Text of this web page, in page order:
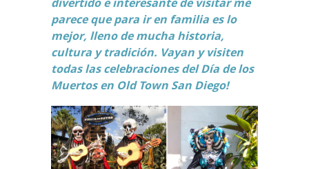
parece que para ir en familia es lo
mejor, lleno de mucha historia,
cultura y tradición. Vayan y visiten
todas las celebraciones delDía de los
Muertos en Old Town San Diego!